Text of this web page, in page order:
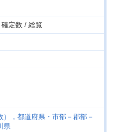
定数 / 総覧
），都道府県・市部－郡部－
県